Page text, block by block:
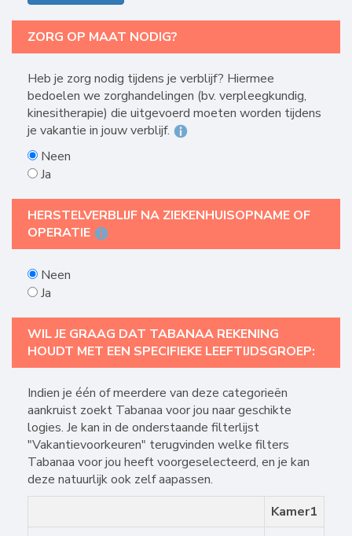
ZORG OP MAAT NODIG?
Heb je zorg nodig tijdens je verblijf? Hiermee
bedoelen we zorghandelingen (bv. verpleegkundig,
kinesitherapie) die uitgevoerd moeten worden tijdens
je vakantie in jouw verblijf.
Neen
Ja
HERSTELVERBLIJF NA ZIEKENHUISOPNAME OF
OPERATIE
Neen
Ja
WIL JE GRAAG DAT TABANAA REKENING
HOUDT MET EEN SPECIFIEKE LEEFTIJDSGROEP:
Indien je één of meerdere van deze categorieën
aankruist zoekt Tabanaa voor jou naar geschikte
logies. Je kan in de onderstaande filterlijst
"Vakantievoorkeuren" terugvinden welke filters
Tabanaa voor jou heeft voorgeselecteerd, en je kan
deze natuurlijk ook zelf aapassen.
Kamer1